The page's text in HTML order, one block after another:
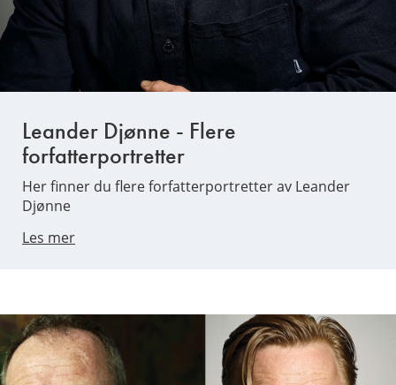
Leander Djønne - Flere
forfatterportretter
Her finner du flere forfatterportretter av Leander
Djønne
Les mer